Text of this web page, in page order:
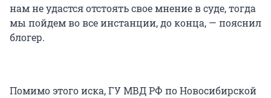
нам не удастся отстоять свое мнение в суде, тогда
мы пойдем во все инстанции, до конца, — пояснил
блогер.
Помимо этого иска, ГУ МВД РФ по Новосибирской